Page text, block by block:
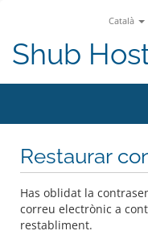
Català
Shub
Restaurar
Has oblidat la
correu electrònic a
restabliment.